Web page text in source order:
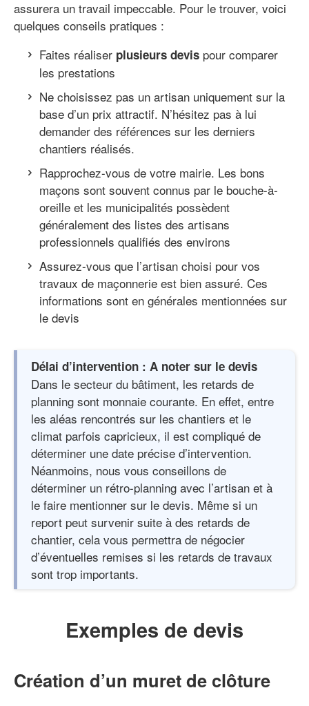
assurera un travail impeccable. Pour le trouver, voici
quelques conseils pratiques :
Faites réaliser plusieurs devis pour comparer
les prestations
Ne choisissez pas un artisan uniquement sur la
base d’un prix attractif. N’hésitez pas à lui
demander des références sur les derniers
chantiers réalisés.
Rapprochez-vous de votre mairie. Les bons
maçons sont souvent connus par le bouche-à-
oreille et les municipalités possèdent
généralement des listes des artisans
professionnels qualifiés des environs
Assurez-vous que l’artisan choisi pour vos
travaux de maçonnerie est bien assuré. Ces
informations sont en générales mentionnées sur
le devis
Délai d’intervention : A noter sur le devis
Dans le secteur du bâtiment, les retards de
planning sont monnaie courante. En effet, entre
les aléas rencontrés sur les chantiers et le
climat parfois capricieux, il est compliqué de
déterminer une date précise d’intervention.
Néanmoins, nous vous conseillons de
déterminer un rétro-planning avec l’artisan et à
le faire mentionner sur le devis. Même si un
report peut survenir suite à des retards de
chantier, cela vous permettra de négocier
d’éventuelles remises si les retards de travaux
sont trop importants.
Exemples de devis
Création d’un muret de clôture